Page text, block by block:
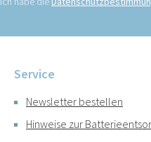
Service
Newsletter bestellen
Hinweise zur